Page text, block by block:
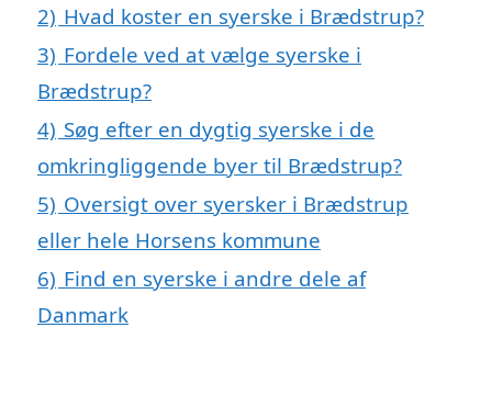
2) Hvad koster en syerske i Brædstrup?
3) Fordele ved at vælge syerske i
Brædstrup?
4) Søg efter en dygtig syerske i de
omkringliggende byer til Brædstrup?
5) Oversigt over syersker i Brædstrup
eller hele Horsens kommune
6) Find en syerske i andre dele af
Danmark